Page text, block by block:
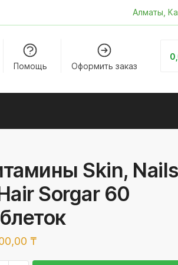
Алматы,
Помощь Оформить заказ
Skin, Nails
Sorgar 60
₸